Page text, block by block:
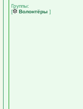
Группы:
[
Волонтёры ]